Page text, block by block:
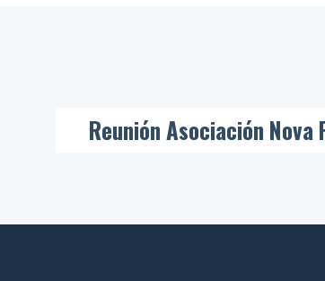
Reunión Asociación Nova